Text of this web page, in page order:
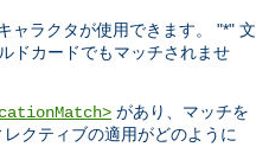
ャラクタが使用できます。 "*" 文
ドカードでもマッチされませ
があり、マッチを
クティブの適用がどのように